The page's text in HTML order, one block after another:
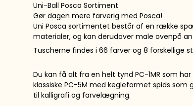
Diverse
Rollerballs og
kuglepenne
Finelinere
Uni-Ball Posca Sortiment
Gør dagen mere farverig med Posca!
Uni Posca sortimentet består af en række
materialer, og kan derudover male ovenpå
Tuscherne findes i 66 farver og 8 forskellige
Du kan få alt fra en helt tynd PC-1MR som
klassiske PC-5M med kegleformet spids
til kalligrafi og farvelægning.